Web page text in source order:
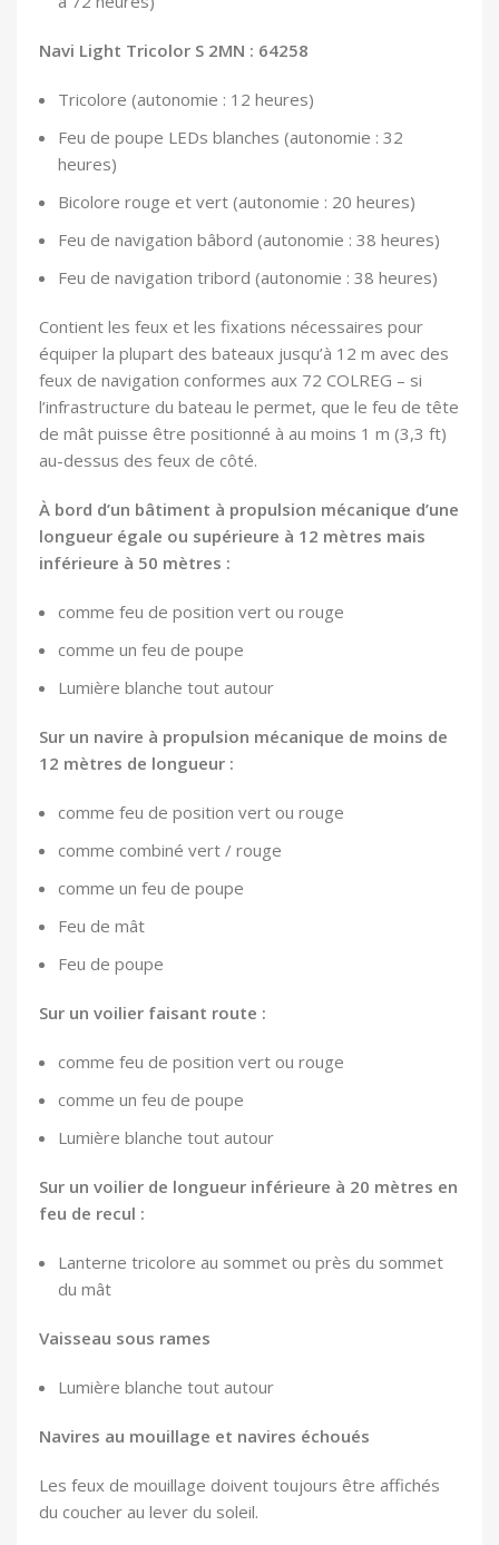
Navi Light Tricolor S 2MN : 64258
Tricolore (autonomie : 12 heures)
Feu de poupe LEDs blanches (autonomie : 32
heures)
Bicolore rouge et vert (autonomie : 20 heures)
Feu de navigation bâbord (autonomie : 38 heures)
Feu de navigation tribord (autonomie : 38 heures)
Contient les feux et les fixations nécessaires pour
équiper la plupart des bateaux jusqu’à 12 m avec des
feux de navigation conformes aux 72 COLREG – si
l’infrastructure du bateau le permet, que le feu de tête
de mât puisse être positionné à au moins 1 m (3,3 ft)
au-dessus des feux de côté.
À bord d’un bâtiment à propulsion mécanique d’une
longueur égale ou supérieure à 12 mètres mais
inférieure à 50 mètres :
comme feu de position vert ou rouge
comme un feu de poupe
Lumière blanche tout autour
Sur un navire à propulsion mécanique de moins de
12 mètres de longueur :
comme feu de position vert ou rouge
comme combiné vert / rouge
comme un feu de poupe
Feu de mât
Feu de poupe
Sur un voilier faisant route :
comme feu de position vert ou rouge
comme un feu de poupe
Lumière blanche tout autour
Sur un voilier de longueur inférieure à 20 mètres en
feu de recul :
Lanterne tricolore au sommet ou près du sommet
du mât
Vaisseau sous rames
Lumière blanche tout autour
Navires au mouillage et navires échoués
Les feux de mouillage doivent toujours être affichés
du coucher au lever du soleil.